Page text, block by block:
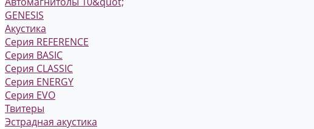
GENESIS
Акустика
Серия REFERENCE
Серия BASIC
Серия CLASSIC
Серия ENERGY
Серия EVO
Твитеры
Эстрадная акустика